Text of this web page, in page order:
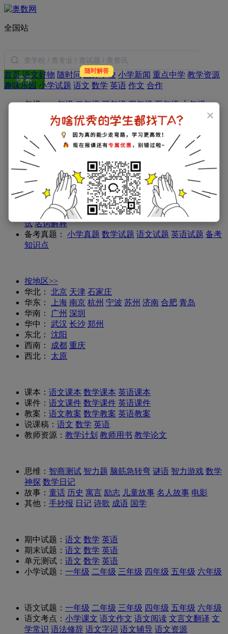
×
全国站
搜索
首页语文好物 随时问 随时解答
国际学校 小学新闻 重点中学 教学资源
趣味乐园 小学试题 语文 数学 英语 作文 合作
年级：一年级 二年级 三年级 四年级 五年级 六年级
小学数学 小学语文 小学英语 小学作文
小学日记
家庭教育 教育新闻 学习方法 暑假生活
小学： 一年级试题 二年级试题 三年级试题
四年级试题
五年级试题 六年级试题
初中：
初一试题 初二试题 初三试题
高中： 高一试题 高二试题 高三试题
考试指南： 资讯 政策 简历 择校 面试 衔接 经验
试 名词解释
备考真题：
小学真题 数学试题 语文试题 英语试题 备考
知识点
按地区>>
华北：
北京 天津 石家庄
华东：
上海 南京 杭州 宁波 苏州 济南 合肥 青岛
华南：
广州 深圳
华中：
武汉 长沙 郑州
东北：
沈阳
西南：
成都 重庆
西北：
太原
课本： 语文课本 数学课本 英语课本
课件： 语文课件 数学课件 英语课件
教案： 语文教案 数学教案 英语教案
说课稿： 语文 数学 英语
教师资源： 教学计划 教师用书 教学论文
思维： 智商测试 智力题 脑筋急转弯 谜语 智力游戏 数学
神探 数学日记
故事： 童话 历史 寓言 励志 儿童故事 名人故事 电影
其他： 手抄报 日记 诗歌 成语 国学
期中试题： 语文 数学 英语
期末试题： 语文 数学 英语
单元测试： 语文 数学 英语
小学试题： 一年级 二年级 三年级 四年级 五年级 六年级
语文试题： 一年级 二年级 三年级 四年级 五年级 六年级
语文考点： 小学课文 语文作文 语文阅读 文言文翻译 文
学常识 语法修辞 语文字词 语文辅导 语文资源